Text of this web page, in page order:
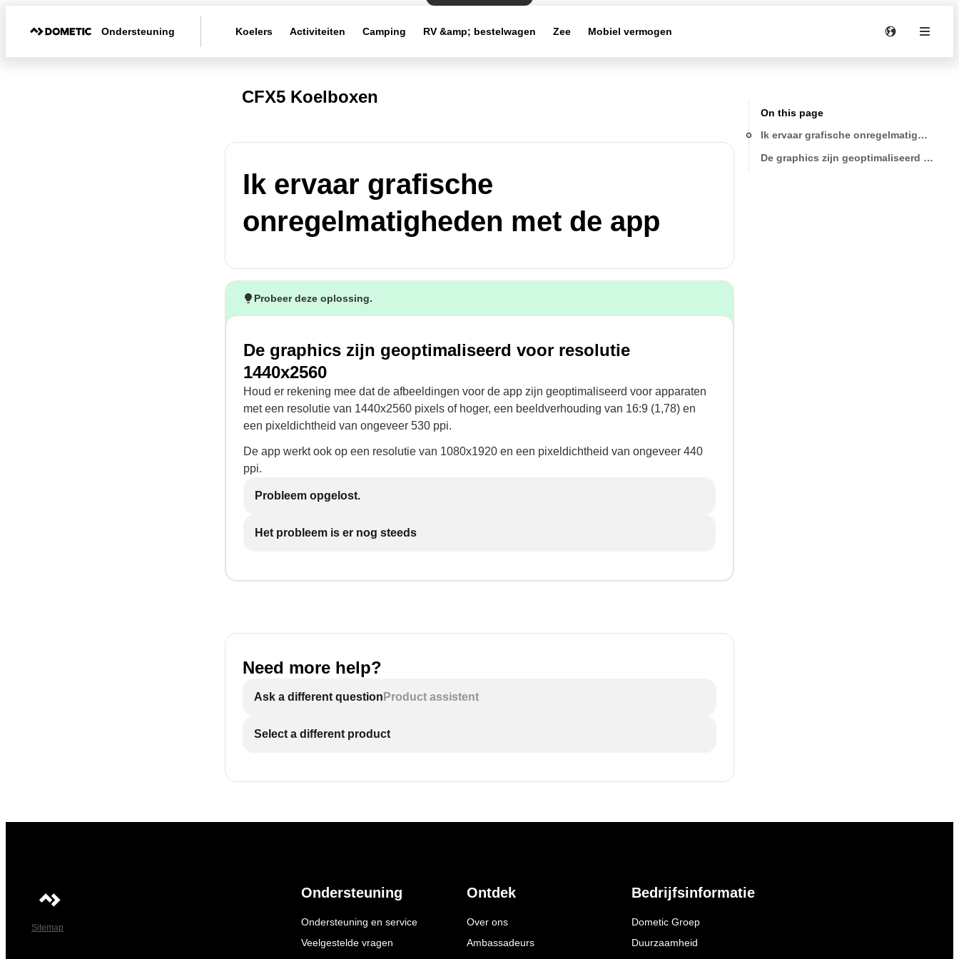
Ondersteuning Koelers Activiteiten Camping RV &amp; bestelwagen Zee Mobiel vermogen
CFX5 Koelboxen
Ik ervaar grafische
onregelmatigheden met de app
Probeer deze oplossing.
De graphics zijn geoptimaliseerd voor resolutie
1440x2560
Houd er rekening mee dat de afbeeldingen voor de app zijn geoptimaliseerd voor apparaten
met een resolutie van 1440x2560 pixels of hoger, een beeldverhouding van 16:9 (1,78) en
een pixeldichtheid van ongeveer 530 ppi.
De app werkt ook op een resolutie van 1080x1920 en een pixeldichtheid van ongeveer 440
ppi.
Probleem opgelost.
Het probleem is er nog steeds
Need more help?
Ask a different question Product assistent
Select a different product
On this page
Ik ervaar grafische onregelmatigheden
De graphics zijn geoptimaliseerd voor
Sitemap
Ondersteuning
Ondersteuning en service
Veelgestelde vragen
Ontdek
Over ons
Ambassadeurs
Bedrijfsinformatie
Dometic Groep
Duurzaamheid